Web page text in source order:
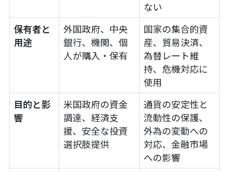
ない
保有者と
用途
外国政府、中央
銀行、機関、個
人が購入・保有
国家の集合的資
産、貿易決済、
為替レート維
持、危機対応に
使用
目的と影
響
米国政府の資金
調達、経済支
援、安全な投資
選択肢提供
通貨の安定性と
流動性の保護、
外為の変動への
対応、金融市場
への影響